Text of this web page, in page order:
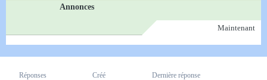
Annonces
Maintenant
Réponses Créé Dernière réponse